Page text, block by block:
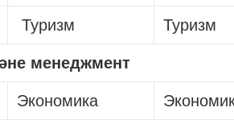
Туризм Туризм
менеджмент
Экономика